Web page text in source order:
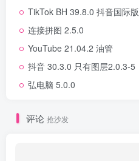
TikTok BH 39.8.0 抖音国际版
连接拼图 2.5.0
YouTube 21.04.2 油管
抖音 30.3.0 只有图层2.0.3-5
弘电脑 5.0.0
评论 抢沙发